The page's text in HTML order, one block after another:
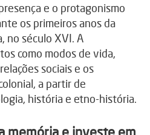
e o protagonismo
os primeiros anos da
no século XVI. A
como modos de vida,
sociais e os
a partir de
história e etno-história.
memória e investe em